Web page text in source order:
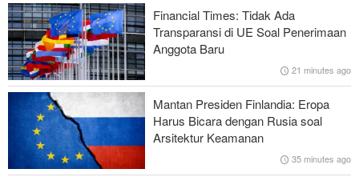
IOAI 2026: Generasi Muda Iran Menorehkan Prestasi Global
Iran dan India Perkuat Hubungan antara Lembaga-Lembaga
Akademis
Beijing Peringatkan Tokyo: Jangan Main Api
Anggota Senior Ansarullah: Pernyataan DK PBB Tidak Layak
Diperhatikan
Financial Times: Tidak Ada
Transparansi di UE Soal Penerimaan
Anggota Baru
21 minutes ago
Mantan Presiden Finlandia: Eropa
Harus Bicara dengan Rusia soal
Arsitektur Keamanan
35 minutes ago